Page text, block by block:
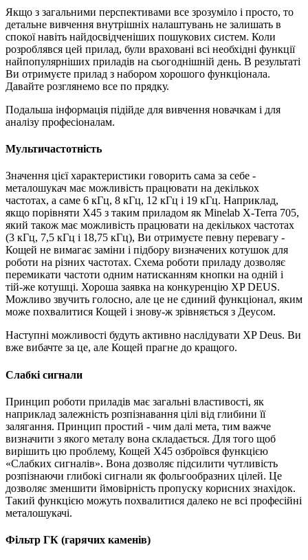
Якщо з загальними перспективами все зрозуміло і просто, то
детальне вивчення внутрішніх налаштувань не залишать в
спокої навіть найдосвідченіших пошукових систем. Коли
розроблявся цей прилад, були враховані всі необхідні функції
найпопулярніших приладів на сьогоднішній день. В результаті
Ви отримуєте прилад з набором хорошого функціонала.
Давайте розглянемо все по прядку.
Подальша інформація підійде для вивчення новачкам і для
аналізу професіоналам.
Мультичастотність
Значення цієї характеристики говорить сама за себе -
металошукач має можливість працювати на декількох
частотах, а саме 6 кГц, 8 кГц, 12 кГц і 19 кГц. Наприклад,
якщо порівняти Х45 з таким приладом як Minelab X-Terra 705,
який також має можливість працювати на декількох частотах
(3 кГц, 7,5 кГц і 18,75 кГц), Ви отримуєте певну перевагу -
Кощей не вимагає заміни і підбору визначених котушок для
роботи на різних частотах. Схема роботи приладу дозволяє
перемикати частоти одним натисканням кнопки на одній і
тій-же котушці. Хороша заявка на конкуренцію XP DEUS.
Можливо звучить голосно, але це не єдиний функціонал, яким
може похвалитися Кощей і знову-ж зрівняється з Деусом.
Наступні можливості будуть активно наслідувати XP Deus. Ви
вже вибачте за це, але Кощей прагне до кращого.
Слабкі сигнали
Принцип роботи приладів має загальні властивості, як
наприклад залежність розпізнавання цілі від глибини її
залягання. Принцип простий - чим далі мета, тим важче
визначити з якого металу вона складається. Для того щоб
вирішить цю проблему, Кощей Х45 озброївся функцією
«Слабких сигналів». Вона дозволяє підсилити чутливість
розпізнаючи глибокі сигнали як фольгообразних цілей. Це
дозволяє зменшити ймовірність пропуску корисних знахідок.
Такий функцією можуть похвалитися далеко не всі професійні
металошукачі.
Фільтр ГК (гарячих каменів)